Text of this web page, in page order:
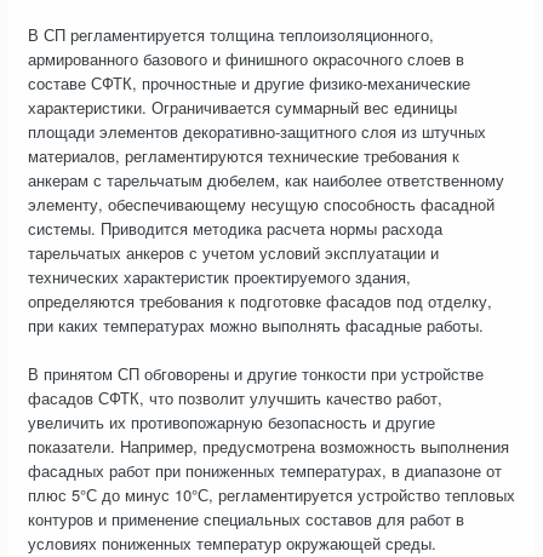
В СП регламентируется толщина теплоизоляционного,
армированного базового и финишного окрасочного слоев в
составе СФТК, прочностные и другие физико-механические
характеристики. Ограничивается суммарный вес единицы
площади элементов декоративно-защитного слоя из штучных
материалов, регламентируются технические требования к
анкерам с тарельчатым дюбелем, как наиболее ответственному
элементу, обеспечивающему несущую способность фасадной
системы. Приводится методика расчета нормы расхода
тарельчатых анкеров с учетом условий эксплуатации и
технических характеристик проектируемого здания,
определяются требования к подготовке фасадов под отделку,
при каких температурах можно выполнять фасадные работы.
В принятом СП обговорены и другие тонкости при устройстве
фасадов СФТК, что позволит улучшить качество работ,
увеличить их противопожарную безопасность и другие
показатели. Например, предусмотрена возможность выполнения
фасадных работ при пониженных температурах, в диапазоне от
плюс 5°С до минус 10°С, регламентируется устройство тепловых
контуров и применение специальных составов для работ в
условиях пониженных температур окружающей среды.